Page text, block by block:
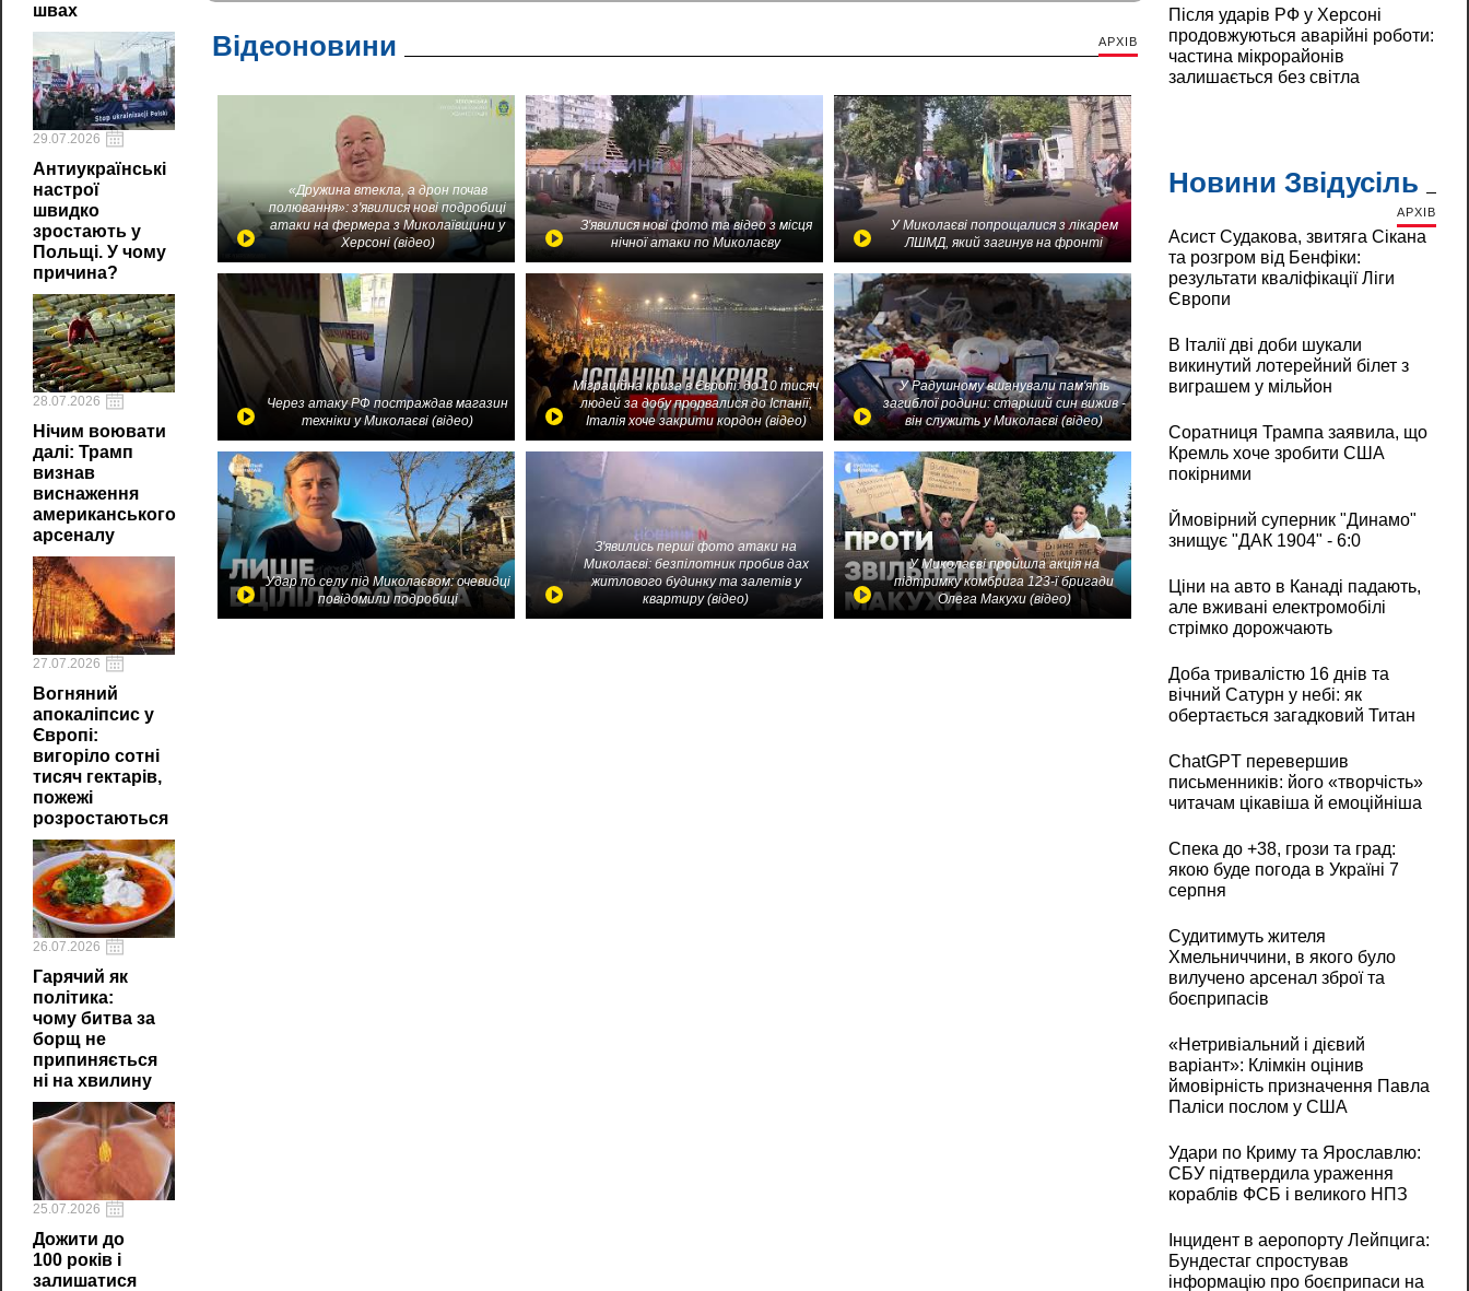
швах
29.07.2026
Антиукраїнські
настрої
швидко
зростають у
Польщі. У чому
причина?
28.07.2026
Нічим воювати
далі: Трамп
визнав
виснаження
американського
арсеналу
27.07.2026
Вогняний
апокаліпсис у
Європі:
вигоріло сотні
тисяч гектарів,
пожежі
розростаються
26.07.2026
Гарячий як
політика:
чому битва за
борщ не
припиняється
ні на хвилину
25.07.2026
Дожити до
100 років і
залишатися
Відеоновини АРХІВ
«Дружина втекла, а дрон почав
полювання»: з'явилися нові подробиці
атаки на фермера з Миколаївщини у
Херсоні (відео)
З'явилися нові фото та відео з місця
нічної атаки по Миколаєву
У Миколаєві попрощалися з лікарем
ЛШМД, який загинув на фронті
Через атаку РФ постраждав магазин
техніки у Миколаєві (відео)
Міграційна криза в Європі: до 10 тисяч
людей за добу прорвалися до Іспанії,
Італія хоче закрити кордон (відео)
У Радушному вшанували пам'ять
загиблої родини: старший син вижив -
він служить у Миколаєві (відео)
Удар по селу під Миколаєвом: очевидці
повідомили подробиці
З'явились перші фото атаки на
Миколаєві: безпілотник пробив дах
житлового будинку та залетів у
квартиру (відео)
У Миколаєві пройшла акція на
підтримку комбрига 123-ї бригади
Олега Макухи (відео)
Після ударів РФ у Херсоні
продовжуються аварійні роботи:
частина мікрорайонів
залишається без світла
Новини Звідусіль
АРХІВ
Асист Судакова, звитяга Сікана
та розгром від Бенфіки:
результати кваліфікації Ліги
Європи
В Італії дві доби шукали
викинутий лотерейний білет з
виграшем у мільйон
Соратниця Трампа заявила, що
Кремль хоче зробити США
покірними
Ймовірний суперник "Динамо"
знищує "ДАК 1904" - 6:0
Ціни на авто в Канаді падають,
але вживані електромобілі
стрімко дорожчають
Доба тривалістю 16 днів та
вічний Сатурн у небі: як
обертається загадковий Титан
ChatGPT перевершив
письменників: його «творчість»
читачам цікавіша й емоційніша
Спека до +38, грози та град:
якою буде погода в Україні 7
серпня
Судитимуть жителя
Хмельниччини, в якого було
вилучено арсенал зброї та
боєприпасів
«Нетривіальний і дієвий
варіант»: Клімкін оцінив
ймовірність призначення Павла
Паліси послом у США
Удари по Криму та Ярославлю:
СБУ підтвердила ураження
кораблів ФСБ і великого НПЗ
Інцидент в аеропорту Лейпцига:
Бундестаг спростував
інформацію про боєприпаси на